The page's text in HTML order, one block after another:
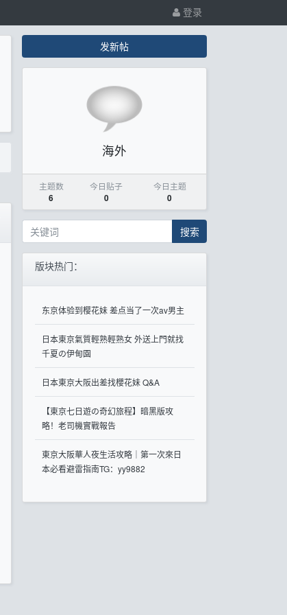
登录
发新帖
海外
主题数
6
今日贴子
0
今日主题
0
搜索
版块热门：
东京体验到樱花妹 差点当了一次av男主
日本東京氣質輕熟輕熟女 外送上門就找
千夏の伊甸園
日本東京大阪出差找櫻花妹 Q&A
【東京七日遊の奇幻旅程】暗黑版攻
略！老司機實戰報告
東京大阪華人夜生活攻略｜第一次來日
本必看避雷指南TG：yy9882